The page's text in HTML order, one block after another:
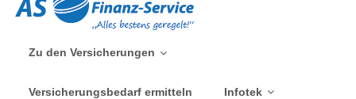
Zu den Versicherungen
Versicherungsbedarf ermitteln Infotek